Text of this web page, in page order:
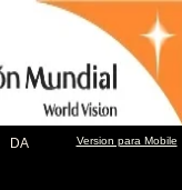
Version para Mobile
DA